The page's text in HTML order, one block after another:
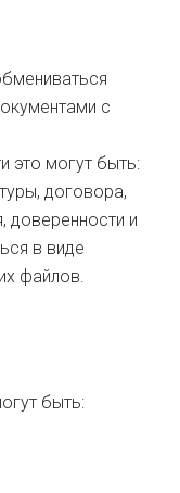
с
это могут быть:
договора,
доверенности и
в виде
файлов.
быть: